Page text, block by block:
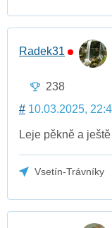
Radek31
238
# 10.03.2025,
Leje pěkně a
Vsetín-Trávníky